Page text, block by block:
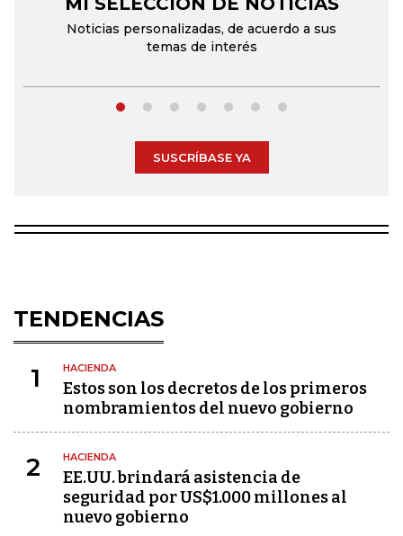
Noticias personalizadas, de acuerdo a sus
temas de interés
SUSCRÍBASE YA
TENDENCIAS
1 HACIENDA
Estos son los decretos de los primeros
nombramientos del nuevo gobierno
2 HACIENDA
EE.UU. brindará asistencia de
seguridad por US$1.000 millones al
nuevo gobierno